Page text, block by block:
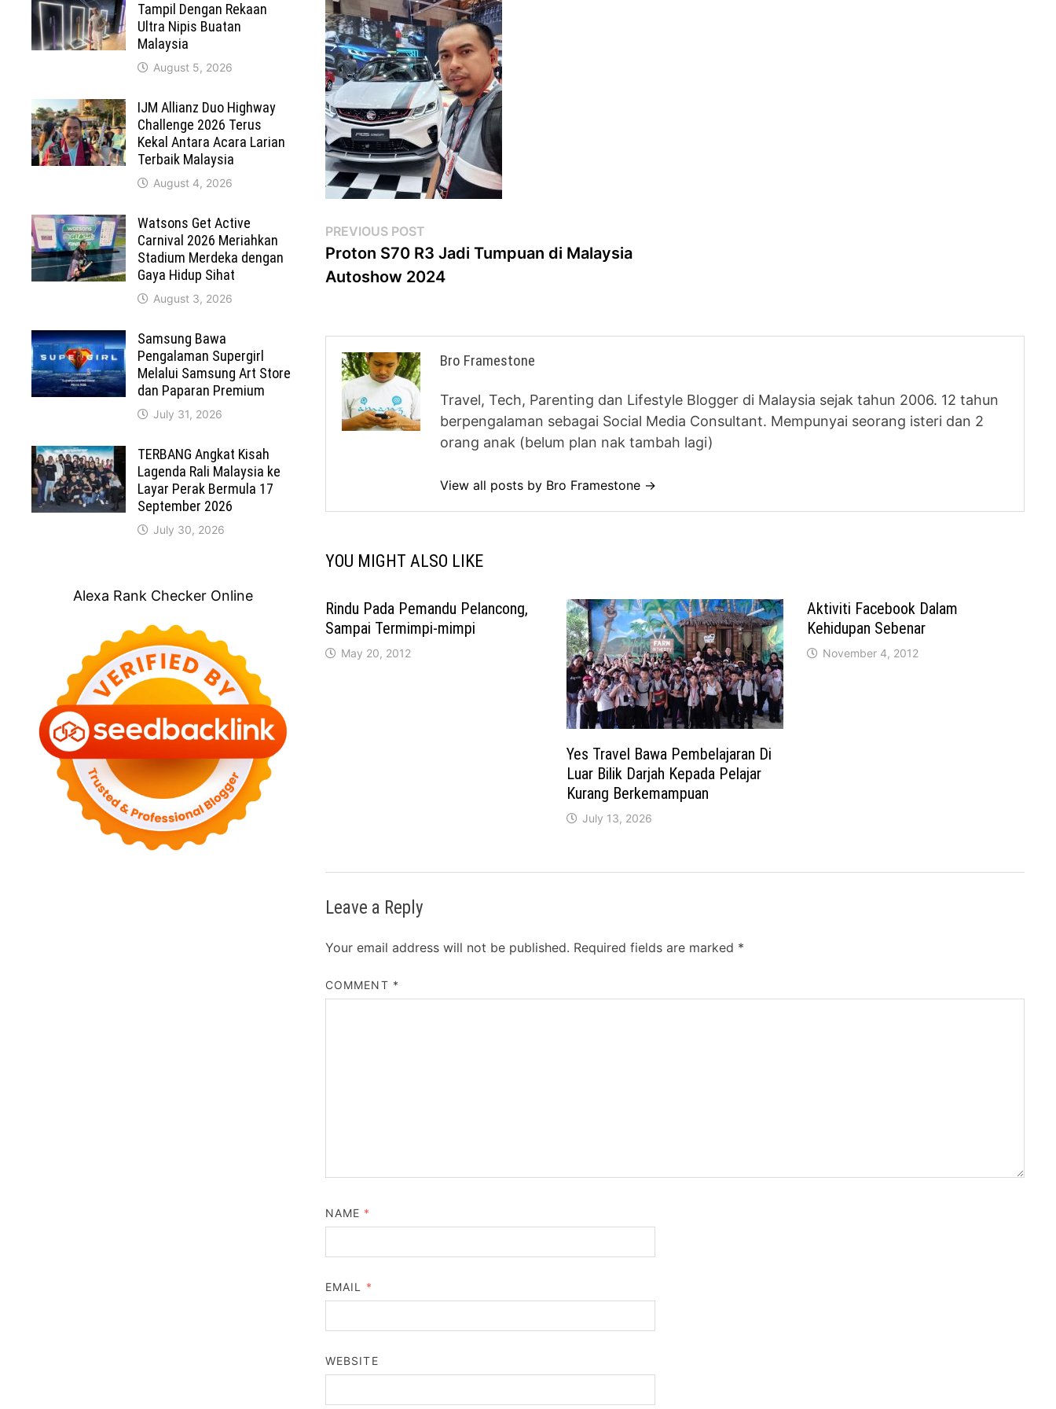
Post
navigation
PREVIOUS POST
post:
Proton S70 R3 Jadi Tumpuan di Malaysia
Autoshow 2024
Bro Framestone
Travel, Tech, Parenting dan Lifestyle Blogger di Malaysia sejak tahun 2006. 12 tahun
berpengalaman sebagai Social Media Consultant. Mempunyai seorang isteri dan 2
orang anak (belum plan nak tambah lagi)
View all posts by Bro Framestone →
YOU MIGHT ALSO LIKE
Rindu Pada Pemandu Pelancong,
Sampai Termimpi-mimpi
May 20, 2012
Yes Travel Bawa Pembelajaran Di
Luar Bilik Darjah Kepada Pelajar
Kurang Berkemampuan
July 13, 2026
Aktiviti Facebook Dalam
Kehidupan Sebenar
November 4, 2012
Leave a Reply
Your email address will not be published. Required fields are marked *
COMMENT *
NAME *
EMAIL *
WEBSITE
Tampil Dengan Rekaan
Ultra Nipis Buatan
Malaysia
August 5, 2026
IJM Allianz Duo Highway
Challenge 2026 Terus
Kekal Antara Acara Larian
Terbaik Malaysia
August 4, 2026
Watsons Get Active
Carnival 2026 Meriahkan
Stadium Merdeka dengan
Gaya Hidup Sihat
August 3, 2026
Samsung Bawa
Pengalaman Supergirl
Melalui Samsung Art Store
dan Paparan Premium
July 31, 2026
TERBANG Angkat Kisah
Lagenda Rali Malaysia ke
Layar Perak Bermula 17
September 2026
July 30, 2026
Alexa Rank Checker Online